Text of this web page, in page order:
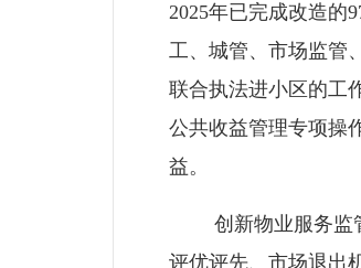
2025年已完成改造的
工、城管、市场监管
联合执法进小区的工
公共收益管理专项操
益。
创新物业服务监管
评优评先、市场退出